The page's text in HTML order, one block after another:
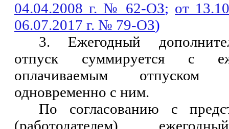
04.04.2008 г. № 62-ОЗ; от
06.07.2017 г. № 79-ОЗ)
3. Ежегодный
отпуск суммируется с
оплачиваемым отпуском
одновременно с ним.
По согласованию с
(работодателем)